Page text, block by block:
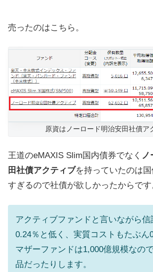
売ったのはこちら。
原資はノーロード明治安田社債ア
王道のeMAXIS Slim国内債券でなく ノ
田社債アクティブを持っていたのは
すぎるので社債が欲しかったからです
アクティブファンドと言いながら信
0.24％と低く、実質コストもたぶん
マザーファンドは1,000億規模なの
品だったりします。